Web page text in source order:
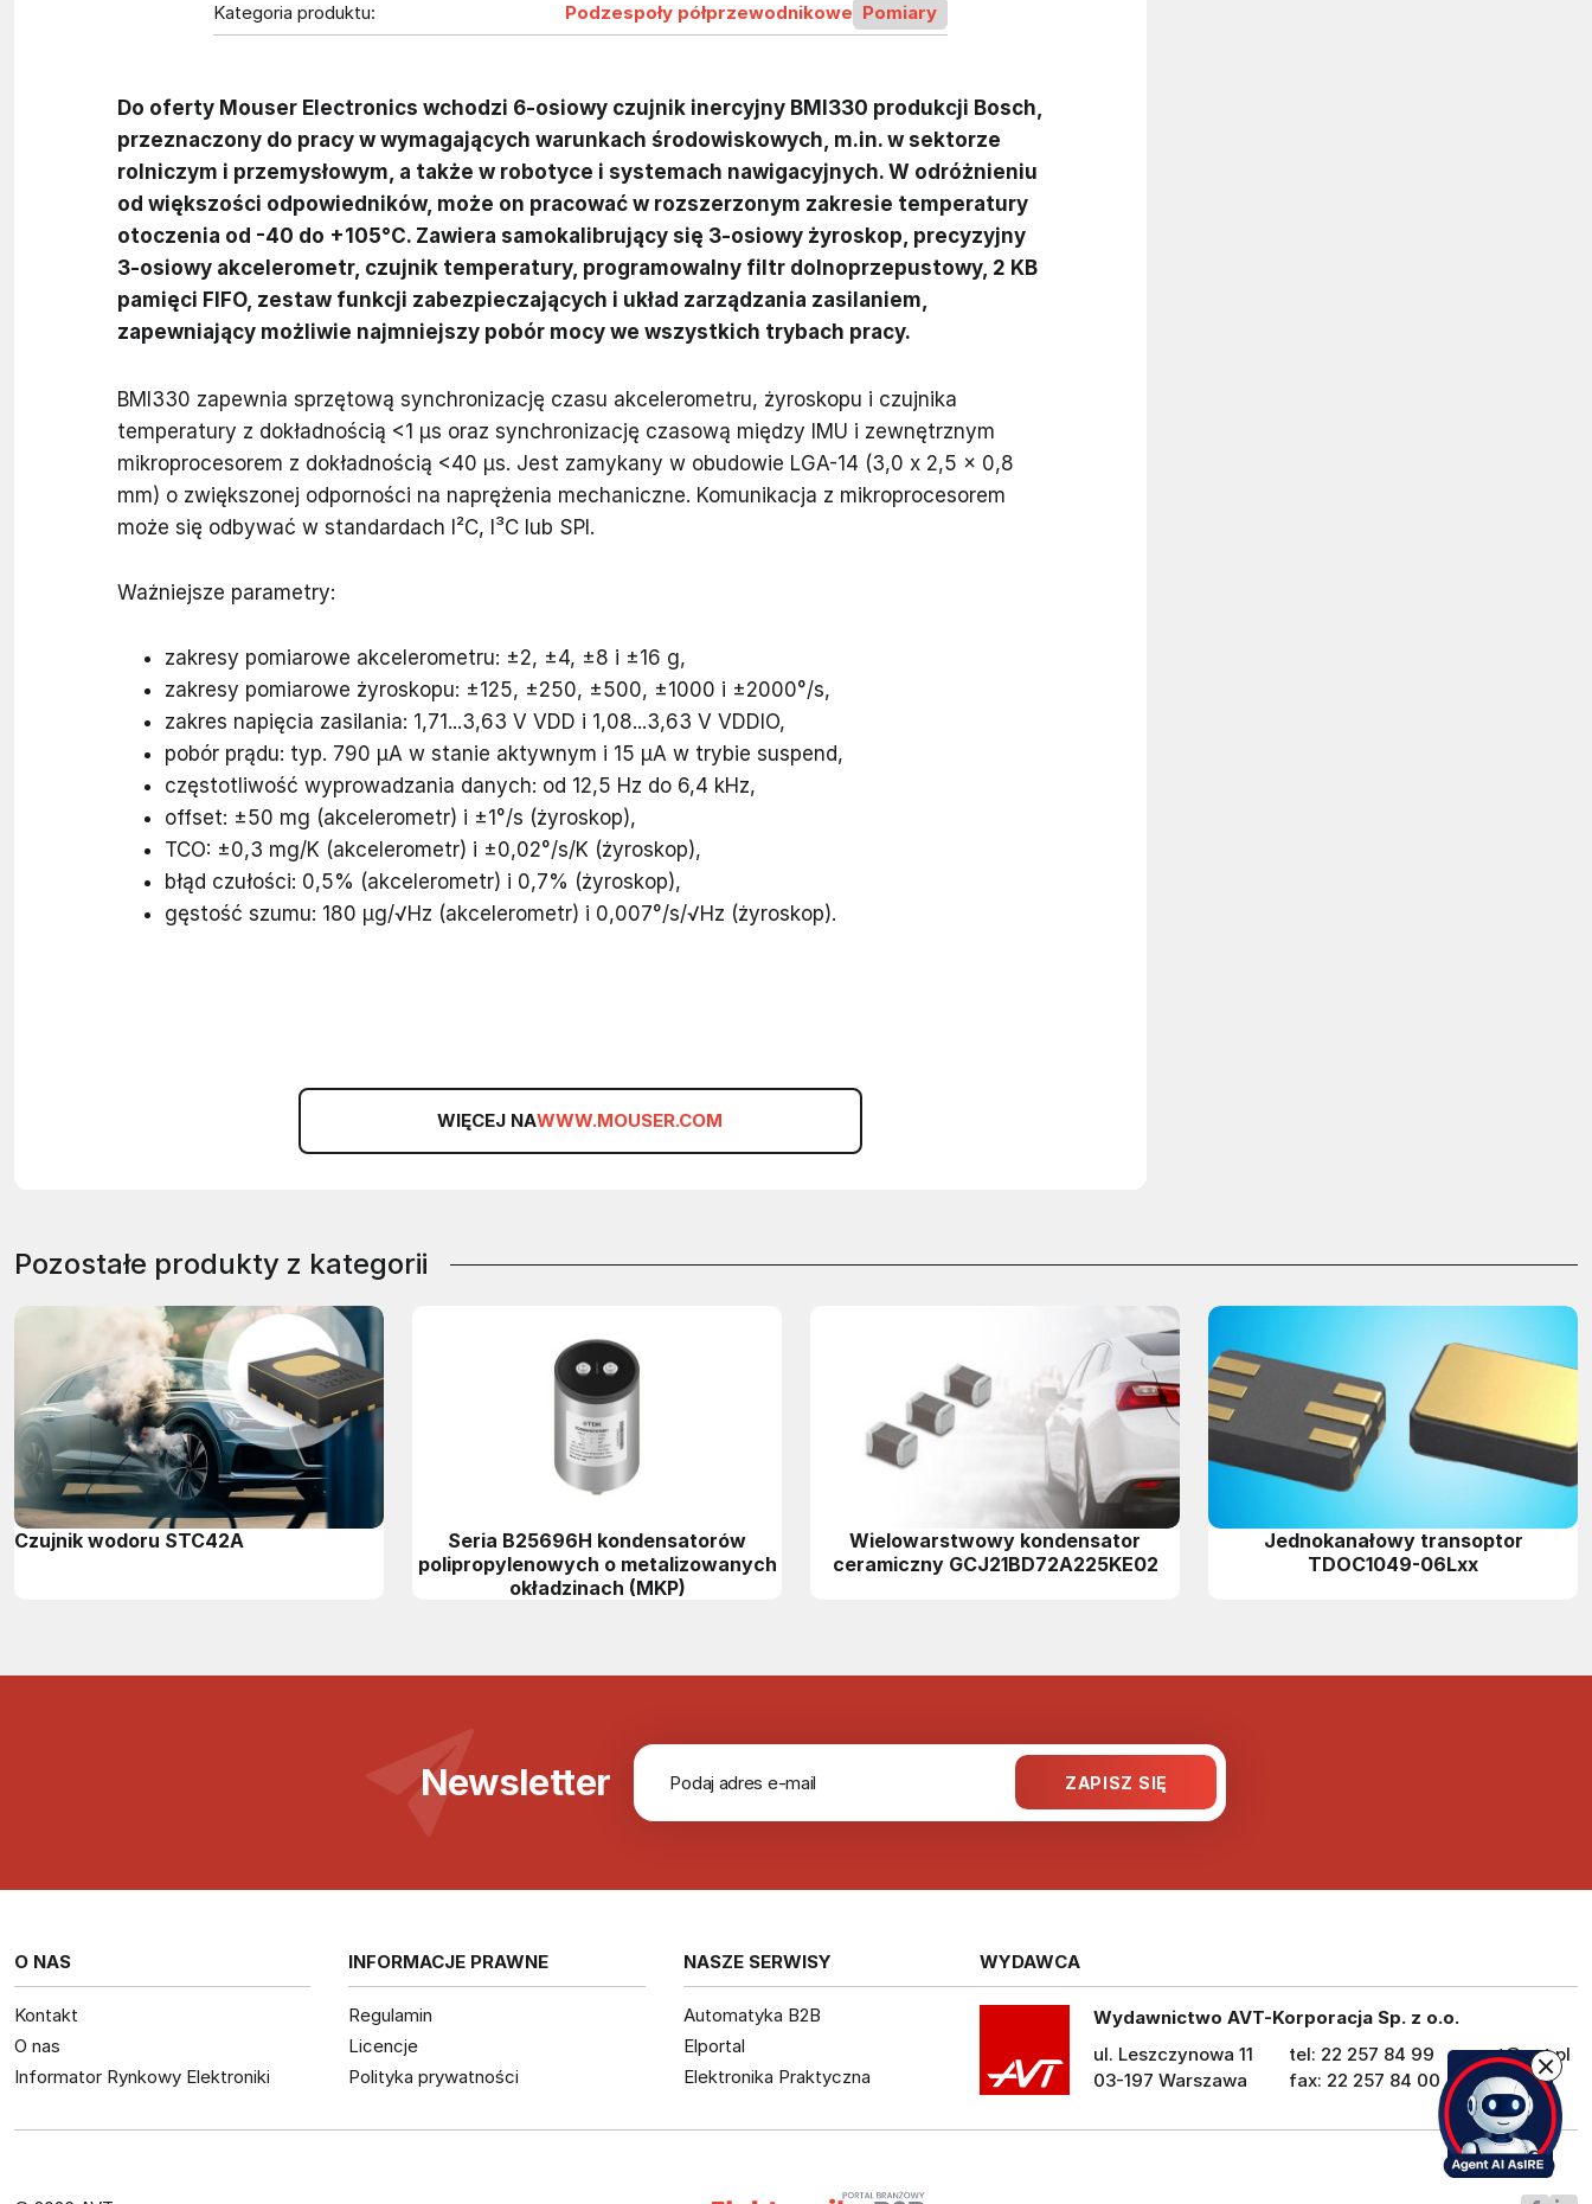
Kategoria produktu:
Podzespoły półprzewodnikowe Pomiary
Do oferty Mouser Electronics wchodzi 6-osiowy czujnik inercyjny BMI330 produkcji Bosch,
przeznaczony do pracy w wymagających warunkach środowiskowych, m.in. w sektorze
rolniczym i przemysłowym, a także w robotyce i systemach nawigacyjnych. W odróżnieniu
od większości odpowiedników, może on pracować w rozszerzonym zakresie temperatury
otoczenia od -40 do +105°C. Zawiera samokalibrujący się 3-osiowy żyroskop, precyzyjny
3-osiowy akcelerometr, czujnik temperatury, programowalny filtr dolnoprzepustowy, 2 KB
pamięci FIFO, zestaw funkcji zabezpieczających i układ zarządzania zasilaniem,
zapewniający możliwie najmniejszy pobór mocy we wszystkich trybach pracy.
BMI330 zapewnia sprzętową synchronizację czasu akcelerometru, żyroskopu i czujnika
temperatury z dokładnością <1 µs oraz synchronizację czasową między IMU i zewnętrznym
mikroprocesorem z dokładnością <40 µs. Jest zamykany w obudowie LGA-14 (3,0 x 2,5 x 0,8
mm) o zwiększonej odporności na naprężenia mechaniczne. Komunikacja z mikroprocesorem
może się odbywać w standardach I²C, I³C lub SPI.
Ważniejsze parametry:
zakresy pomiarowe akcelerometru: ±2, ±4, ±8 i ±16 g,
zakresy pomiarowe żyroskopu: ±125, ±250, ±500, ±1000 i ±2000°/s,
zakres napięcia zasilania: 1,71...3,63 V VDD i 1,08...3,63 V VDDIO,
pobór prądu: typ. 790 µA w stanie aktywnym i 15 µA w trybie suspend,
częstotliwość wyprowadzania danych: od 12,5 Hz do 6,4 kHz,
offset: ±50 mg (akcelerometr) i ±1°/s (żyroskop),
TCO: ±0,3 mg/K (akcelerometr) i ±0,02°/s/K (żyroskop),
błąd czułości: 0,5% (akcelerometr) i 0,7% (żyroskop),
gęstość szumu: 180 µg/√Hz (akcelerometr) i 0,007°/s/√Hz (żyroskop).
WIĘCEJ NAWWW.MOUSER.COM
Pozostałe produkty z kategorii
Czujnik wodoru STC42A
Seria B25696H kondensatorów
polipropylenowych o metalizowanych
okładzinach (MKP)
Wielowarstwowy kondensator
ceramiczny GCJ21BD72A225KE02
Jednokanałowy transoptor
TDOC1049-06Lxx
Newsletter
O NAS
Kontakt
O nas
Informator Rynkowy Elektroniki
INFORMACJE PRAWNE
Regulamin
Licencje
Polityka prywatności
NASZE SERWISY
Automatyka B2B
Elportal
Elektronika Praktyczna
WYDAWCA
Wydawnictwo AVT-Korporacja Sp. z o.o.
ul. Leszczynowa 11
03-197 Warszawa
tel: 22 257 84 99
fax: 22 257 84 00
avt@avt.pl
avt.pl